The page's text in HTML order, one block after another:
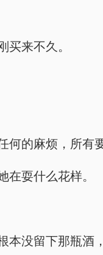
来不久。
的麻烦，所有
耍什么花样。
没留下那瓶酒